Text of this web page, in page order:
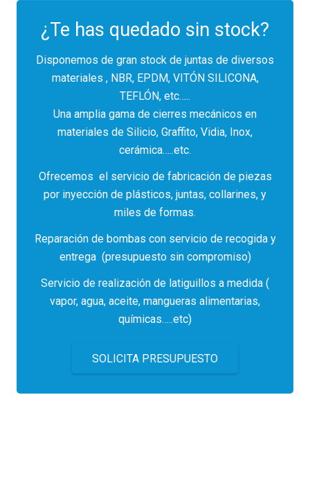
¿Te has quedado sin stock?
Disponemos de gran stock de juntas de diversos
materiales , NBR, EPDM, VITÓN SILICONA,
TEFLÓN, etc…..
Una amplia gama de cierres mecánicos en
materiales de Silicio, Graffito, Vidia, Inox,
cerámica…..etc.
Ofrecemos el servicio de fabricación de piezas
por inyección de plásticos, juntas, collarines, y
miles de formas.
Reparación de bombas con servicio de recogida y
entrega (presupuesto sin compromiso)
Servicio de realización de latiguillos a medida (
vapor, agua, aceite, mangueras alimentarias,
químicas…..etc)
SOLICITA PRESUPUESTO